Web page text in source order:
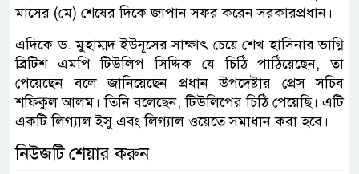
মাসের (মে) শেষের দিকে জাপান সফর করেন সরকারপ্রধান।
এদিকে ড. মুহাম্মদ ইউনূসের সাক্ষাৎ চেয়ে শেখ হাসিনার ভাগ্নি
ব্রিটিশ এমপি টিউলিপ সিদ্দিক যে চিঠি পাঠিয়েছেন, তা
পেয়েছেন বলে জানিয়েছেন প্রধান উপদেষ্টার প্রেস সচিব
শফিকুল আলম। তিনি বলেছেন, টিউলিপের চিঠি পেয়েছি। এটি
একটি লিগ্যাল ইসু এবং লিগ্যাল ওয়েতে সমাধান করা হবে।
নিউজটি শেয়ার করুন